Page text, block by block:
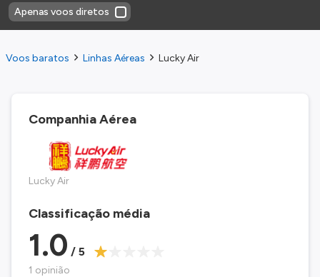
Apenas voos diretos
Voos baratos Linhas Aéreas Lucky Air
Companhia Aérea
Lucky Air
Classificação média
1.0 / 5
1 opinião